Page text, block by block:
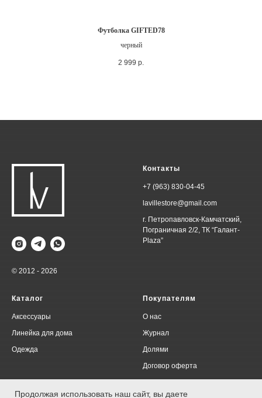
Футболка GIFTED78
черный
2 999 р.
Продолжая использовать наш сайт, вы даете
© 2012 - 2026
Контакты
+7 (963) 830-04-45
lavillestore@gmail.com
г. Петропавловск-Камчатский,
Пограничная 2/2, ТК “Галант-
Plaza”
Каталог
Аксессуары
Линейка для дома
Одежда
Покупателям
О нас
Журнал
Долями
Договор оферта
Политика конфиденциальности